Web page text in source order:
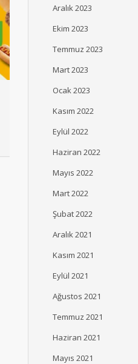
Kolej 2026 Mezuniyet
Töreni’nde Mezunlara
Aralık 2023
Ekim 2023
Temmuz 2023
Mart 2023
Ocak 2023
Kasım 2022
Eylül 2022
Haziran 2022
Mayıs 2022
Mart 2022
Şubat 2022
Aralık 2021
Kasım 2021
Eylül 2021
Ağustos 2021
Temmuz 2021
Haziran 2021
Mayıs 2021